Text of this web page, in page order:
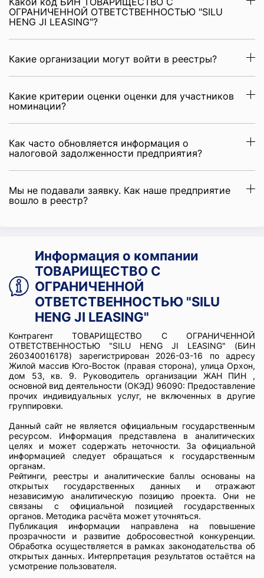
ОГРАНИЧЕННОЙ ОТВЕТСТВЕННОСТЬЮ "SILU
HENG JI LEASING"?
Какие организации могут войти в реестры?
Какие критерии оценки оценки для участников
номинации?
Как часто обновляется информация о
налоговой задолженности предприятия?
Мы не подавали заявку. Как наше предприятие
вошло в реестр?
Информация о компании
ТОВАРИЩЕСТВО С
ОГРАНИЧЕННОЙ
ОТВЕТСТВЕННОСТЬЮ "SILU
HENG JI LEASING"
Контрагент ТОВАРИЩЕСТВО С ОГРАНИЧЕННОЙ
ОТВЕТСТВЕННОСТЬЮ "SILU HENG JI LEASING" (БИН
260340016178) зарегистрирован 2026-03-16 по адресу
Жилой массив Юго-Восток (правая сторона), улица Орхон,
дом 53, кв. 9. Руководитель организации ЖАН ПИН ,
основной вид деятельности (ОКЭД) 96090: Предоставление
прочих индивидуальных услуг, не включенных в другие
группировки.
Данный сайт не является официальным государственным
ресурсом. Информация представлена в аналитических
целях и может содержать неточности. За официальной
информацией следует обращаться к государственным
органам.
Рейтинги, реестры и аналитические баллы основаны на
открытых государственных данных и отражают
независимую аналитическую позицию проекта. Они не
связаны с официальной позицией государственных
органов. Методика расчёта может уточняться.
Публикация информации направлена на повышение
прозрачности и развитие добросовестной конкуренции.
Обработка осуществляется в рамках законодательства об
открытых данных. Интерпретация результатов остаётся на
усмотрение пользователя.